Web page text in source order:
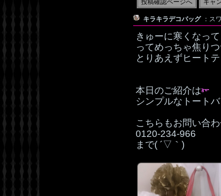
キラキラデコバッグ ：ス
きゅーに寒くなっ
ってめっちゃ焦り
とりあえずヒート
本日のご紹介は
シンプルなトート
こちらもお問い合
0120‐234‐966
まで( ´▽｀)